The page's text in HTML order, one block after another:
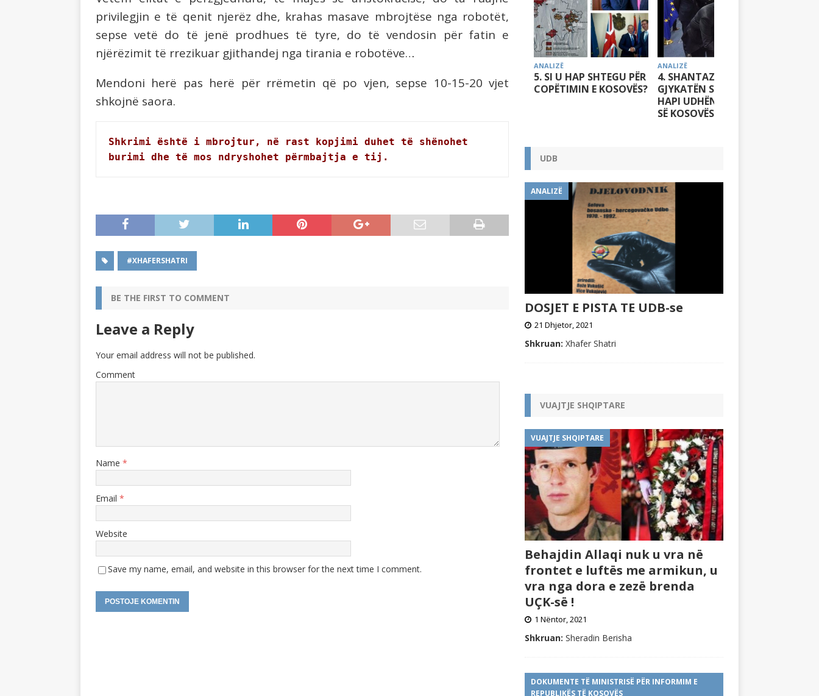
privilegjin e të qenit njerëz dhe, krahas masave mbrojtëse nga robotët,
sepse vetë do të jenë prodhues të tyre, do të vendosin për fatin e
njërëzimit të rrezikuar gjithandej nga tirania e robotëve…
Mendoni herë pas herë për rrëmetin që po vjen, sepse 10-15-20 vjet
shkojnë saora.
Shkrimi është i mbrojtur, në rast kopjimi duhet të shënohet
burimi dhe të mos ndryshohet përmbajtja e tij.
#XHAFERSHATRI
BE THE FIRST TO COMMENT
Leave a Reply
Your email address will not be published.
Comment
Name *
Email *
Website
Save my name, email, and website in this browser for the next time I comment.
ANALIZË
5. SI U HAP SHTEGU PËR
COPËTIMIN E KOSOVËS?
ANALIZË
4. SHANTAZHI ME
GJYKATËN SPECIALE IA
HAPI UDHËN NDARJES
SË KOSOVËS
UDB
ANALIZË
DOSJET E PISTA TE UDB-se
21 Dhjetor, 2021
Shkruan: Xhafer Shatri
VUAJTJE SHQIPTARE
VUAJTJE SHQIPTARE
Behajdin Allaqi nuk u vra në
frontet e luftës me armikun, u
vra nga dora e zezë brenda
UÇK-së !
1 Nëntor, 2021
Shkruan: Sheradin Berisha
DOKUMENTE TË MINISTRISË PËR INFORMIM E
REPUBLIKËS TË KOSOVËS